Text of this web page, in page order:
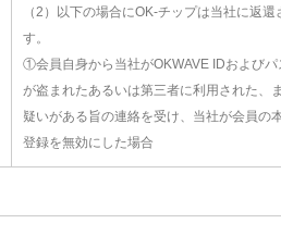
（2）以下の場合にOK-チップは当社に返還
す。
①会員自身から当社がOKWAVE IDおよびパ
が盗まれたあるいは第三者に利用された、
疑いがある旨の連絡を受け、当社が会員の
登録を無効にした場合